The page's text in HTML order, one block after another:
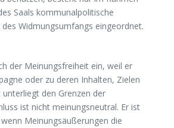
Saals kommunalpolitische
Widmungsumfangs eingeordnet.
der Meinungsfreiheit ein, weil er
oder zu deren Inhalten, Zielen
den Grenzen der
ist nicht meinungsneutral. Er ist
Meinungsäußerungen die